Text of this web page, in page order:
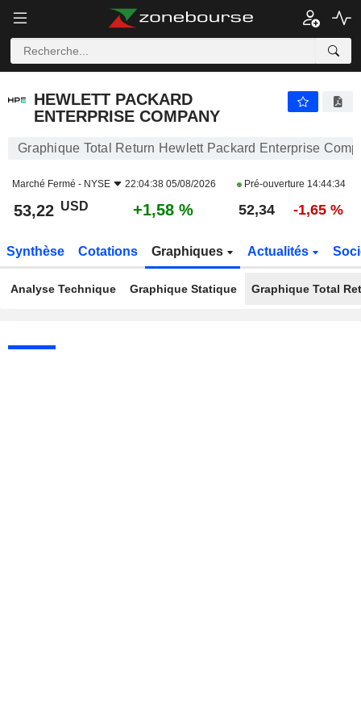
HEWLETT PACKARD
ENTERPRISE COMPANY
Graphique Total Return Hewlett Packard Enterprise
Marché Fermé - NYSE 22:04:38 05/08/2026 Pré-ouverture 14:44:34
53,22 USD +1,58 % 52,34 -1,65 %
Synthèse Cotations Graphiques Actualités
Analyse Technique Graphique Statique Graphique Total